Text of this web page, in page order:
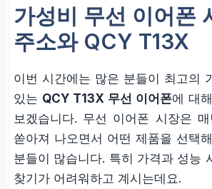
가성비 무선 이어폰
주소와 QCY T13X
이번 시간에는 많은 분들이 최고의
있는 QCY T13X 무선 이어폰에 대
보겠습니다. 무선 이어폰 시장은
쏟아져 나오면서 어떤 제품을 선택
분들이 많습니다. 특히 가격과 성능
찾기가 어려워하고 계시는데요.